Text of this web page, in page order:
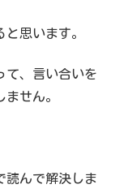
と思います。
て、言い合いを
せん。
読んで解決しま